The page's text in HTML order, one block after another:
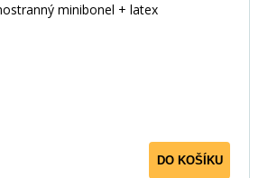
minibonel + latex
DO KOŠÍKU